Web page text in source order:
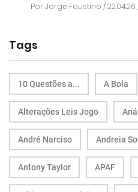
PorJorge Faustino / 22.04.26
Tags
10 Questões a... A Bola
Alterações Leis Jogo
André Narciso Andreia
Antony Taylor APAF